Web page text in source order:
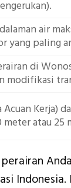
air
yang paling
di
modifikasi
Acuan
meter atau 25